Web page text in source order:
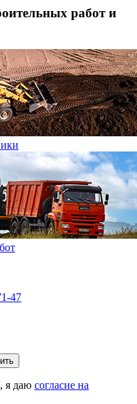
работ и
47
я даю согласие на